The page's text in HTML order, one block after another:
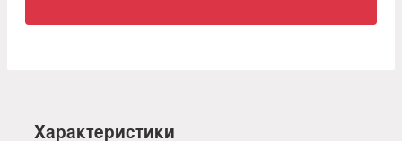
Характеристики